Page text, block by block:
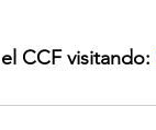
CCF visitando: